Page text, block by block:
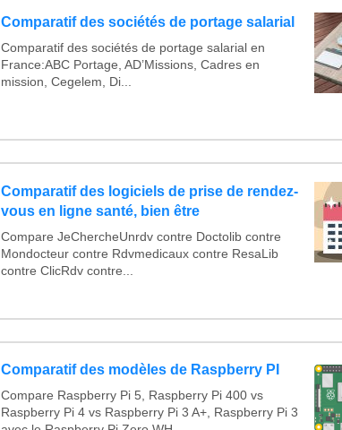
Comparatif des sociétés de portage salarial
Comparatif des sociétés de portage salarial en
France:ABC Portage, AD’Missions, Cadres en
mission, Cegelem, Di...
Comparatif des logiciels de prise de rendez-
vous en ligne santé, bien être
Compare JeChercheUnrdv contre Doctolib contre
Mondocteur contre Rdvmedicaux contre ResaLib
contre ClicRdv contre...
Comparatif des modèles de Raspberry PI
Compare Raspberry Pi 5, Raspberry Pi 400 vs
Raspberry Pi 4 vs Raspberry Pi 3 A+, Raspberry Pi 3